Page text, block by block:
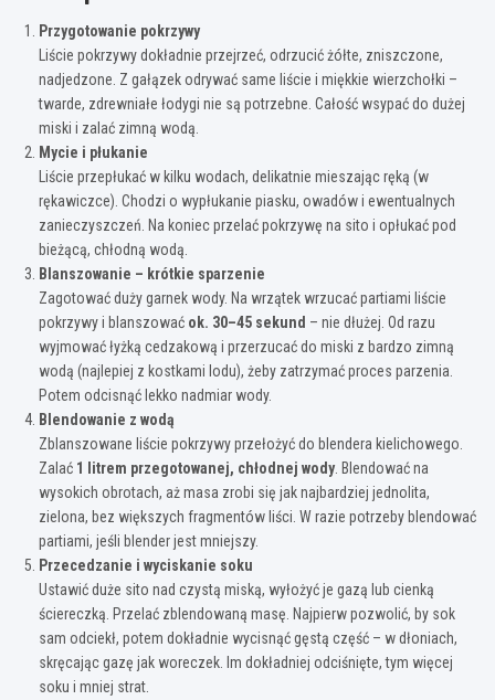
Przygotowanie pokrzywy
Liście pokrzywy dokładnie przejrzeć, odrzucić żółte, zniszczone,
nadjedzone. Z gałązek odrywać same liście i miękkie wierzchołki –
twarde, zdrewniałe łodygi nie są potrzebne. Całość wsypać do dużej
miski i zalać zimną wodą.
Mycie i płukanie
Liście przepłukać w kilku wodach, delikatnie mieszając ręką (w
rękawiczce). Chodzi o wypłukanie piasku, owadów i ewentualnych
zanieczyszczeń. Na koniec przelać pokrzywę na sito i opłukać pod
bieżącą, chłodną wodą.
Blanszowanie – krótkie sparzenie
Zagotować duży garnek wody. Na wrzątek wrzucać partiami liście
pokrzywy i blanszować ok. 30–45 sekund – nie dłużej. Od razu
wyjmować łyżką cedzakową i przerzucać do miski z bardzo zimną
wodą (najlepiej z kostkami lodu), żeby zatrzymać proces parzenia.
Potem odcisnąć lekko nadmiar wody.
Blendowanie z wodą
Zblanszowane liście pokrzywy przełożyć do blendera kielichowego.
Zalać 1 litrem przegotowanej, chłodnej wody. Blendować na
wysokich obrotach, aż masa zrobi się jak najbardziej jednolita,
zielona, bez większych fragmentów liści. W razie potrzeby blendować
partiami, jeśli blender jest mniejszy.
Przecedzanie i wyciskanie soku
Ustawić duże sito nad czystą miską, wyłożyć je gazą lub cienką
ściereczką. Przelać zblendowaną masę. Najpierw pozwolić, by sok
sam odciekł, potem dokładnie wycisnąć gęstą część – w dłoniach,
skręcając gazę jak woreczek. Im dokładniej odciśnięte, tym więcej
soku i mniej strat.